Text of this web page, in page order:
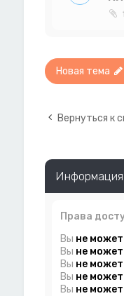
Новая тема
Вернуться к
Информация
Права
Вы не
Вы не
Вы не
Вы не
Вы не